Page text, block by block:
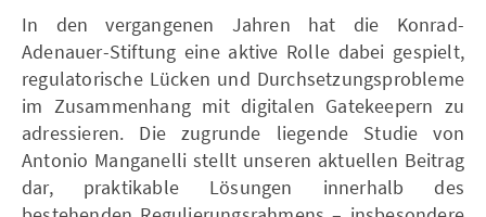
In den vergangenen Jahren hat die Konrad-
Adenauer-Stiftung eine aktive Rolle dabei gespielt,
regulatorische Lücken und Durchsetzungsprobleme
im Zusammenhang mit digitalen Gatekeepern zu
adressieren. Die zugrunde liegende Studie von
Antonio Manganelli stellt unseren aktuellen Beitrag
dar, praktikable Lösungen innerhalb des